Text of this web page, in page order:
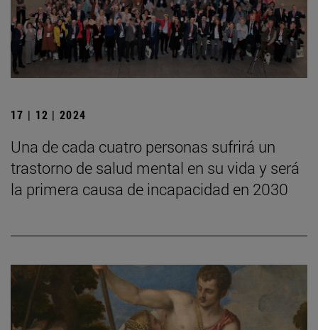
17 | 12 | 2024
Una de cada cuatro personas sufrirá un
trastorno de salud mental en su vida y será
la primera causa de incapacidad en 2030